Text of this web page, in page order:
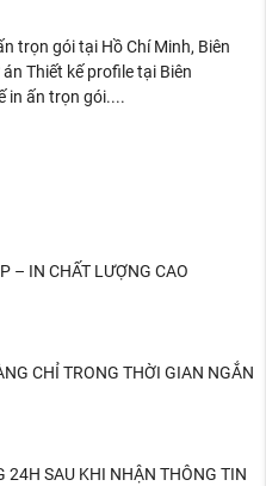
trọn gói tại Hồ Chí Minh, Biên
Thiết kế profile tại Biên
in ấn trọn gói....
– IN CHẤT LƯỢNG CAO
CHỈ TRONG THỜI GIAN NGẮN
24H SAU KHI NHẬN THÔNG TIN